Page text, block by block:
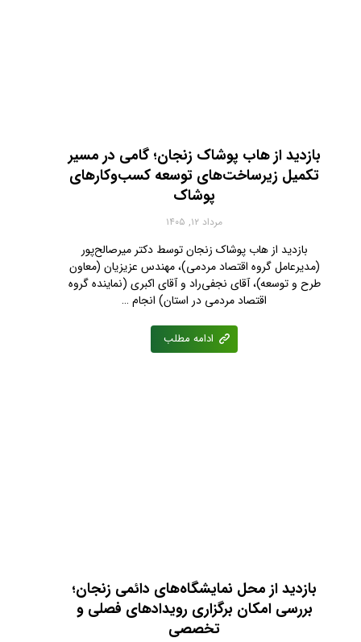
بازدید از هاب پوشاک زنجان؛ گامی در مسیر
تکمیل زیرساخت‌های توسعه کسب‌وکارهای
پوشاک
مرداد ۱۲, ۱۴۰۵
بازدید از هاب پوشاک زنجان توسط دکتر میرصالح‌پور
(مدیرعامل گروه اقتصاد مردمی)، مهندس عزیزیان (معاون
طرح و توسعه)، آقای نجفی‌راد و آقای اکبری (نماینده گروه
اقتصاد مردمی در استان) انجام …
ادامه مطلب
بازدید از محل نمایشگاه‌های دائمی زنجان؛
بررسی امکان برگزاری رویدادهای فصلی و
تخصصی